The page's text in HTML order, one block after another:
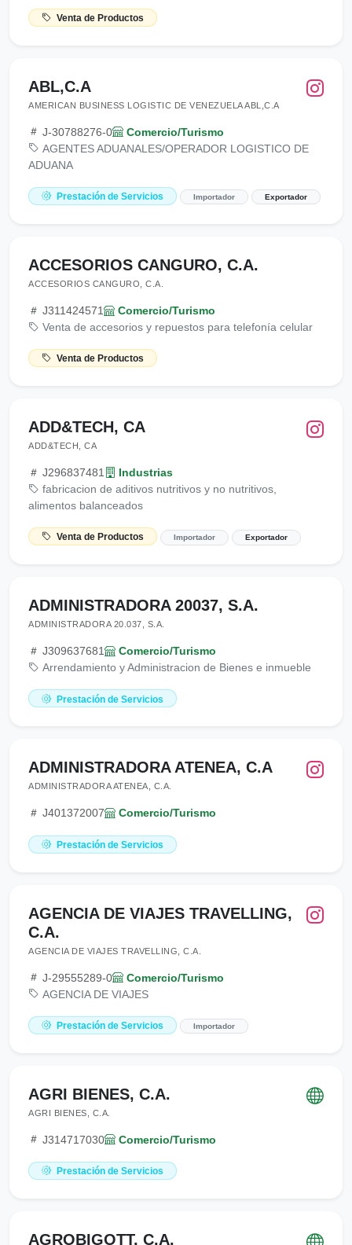
Venta de Productos
ABL,C.A
AMERICAN BUSINESS LOGISTIC DE VENEZUELA ABL,C.A
J-30788276-0
Comercio/Turismo
AGENTES ADUANALES/OPERADOR LOGISTICO DE
ADUANA
Prestación de Servicios Importador Exportador
ACCESORIOS CANGURO, C.A.
ACCESORIOS CANGURO, C.A.
J311424571
Comercio/Turismo
Venta de accesorios y repuestos para telefonía celular
Venta de Productos
ADD&TECH, CA
ADD&TECH, CA
J296837481
Industrias
fabricacion de aditivos nutritivos y no nutritivos,
alimentos balanceados
Venta de Productos Importador Exportador
ADMINISTRADORA 20037, S.A.
ADMINISTRADORA 20.037, S.A.
J309637681
Comercio/Turismo
Arrendamiento y Administracion de Bienes e inmueble
Prestación de Servicios
ADMINISTRADORA ATENEA, C.A
ADMINISTRADORA ATENEA, C.A.
J401372007 Comercio/Turismo
Prestación de Servicios
AGENCIA DE VIAJES TRAVELLING,
C.A.
AGENCIA DE VIAJES TRAVELLING, C.A.
J-29555289-0
Comercio/Turismo
AGENCIA DE VIAJES
Prestación de Servicios Importador
AGRI BIENES, C.A.
AGRI BIENES, C.A.
J314717030 Comercio/Turismo
Prestación de Servicios
AGROBIGOTT, C.A.